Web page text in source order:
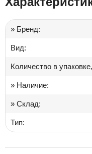
» Бренд:
Вид:
Количество в
» Наличие:
» Склад:
Тип: